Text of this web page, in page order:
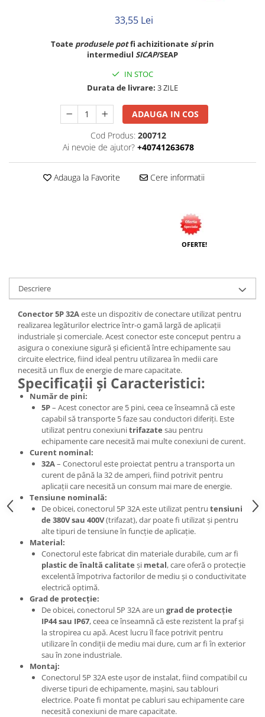
33,55 Lei
Toate produsele potfi achizitionatesiprin
intermediul SICAP/SEAP
IN STOC
Durata de livrare: 3 ZILE
ADAUGA IN COS
Cod Produs: 200712
Ai nevoie de ajutor? +40741263678
Adauga la Favorite Cere informatii
OFERTE!
Descriere
Conector 5P 32Aeste un dispozitiv de conectare utilizat pentru
realizarea legăturilor electrice într-o gamă largă de aplicații
industriale și comerciale. Acest conector este conceput pentru a
asigura o conexiune sigură și eficientă între echipamente sau
circuite electrice, fiind ideal pentru utilizarea în medii care
necesită un flux de energie de mare capacitate.
Specificații și Caracteristici:
Număr de pini:
5P– Acest conector are 5 pini, ceea ce înseamnă că este
capabil să transporte 5 faze sau conductori diferiți. Este
utilizat pentru conexiunitrifazate sau pentru
echipamente care necesită mai multe conexiuni de curent.
Curent nominal:
32A– Conectorul este proiectat pentru a transporta un
curent de până la 32 de amperi, fiind potrivit pentru
aplicații care necesită un consum mai mare de energie.
Tensiune nominală:
De obicei, conectorul 5P 32A este utilizat pentru tensiuni
de 380V sau 400V(trifazat), dar poate fi utilizat și pentru
alte tipuri de tensiune în funcție de aplicație.
Material:
Conectorul este fabricat din materiale durabile, cum ar fi
plastic de înaltă calitate și metal, care oferă o protecție
excelentă împotriva factorilor de mediu și o conductivitate
electrică optimă.
Grad de protecție:
De obicei, conectorul 5P 32A are un grad de protecție
IP44 sau IP67, ceea ce înseamnă că este rezistent la praf și
la stropirea cu apă. Acest lucru îl face potrivit pentru
utilizare în condiții de mediu mai dure, cum ar fi în exterior
sau în zone industriale.
Montaj:
Conectorul 5P 32A este ușor de instalat, fiind compatibil cu
diverse tipuri de echipamente, mașini, sau tablouri
electrice. Poate fi montat pe cabluri sau echipamente care
necesită conexiuni de mare capacitate.